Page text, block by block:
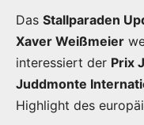
Das Stallparaden
Xaver Weißmeier
interessiert der Prix
Juddmonte
Highlight des